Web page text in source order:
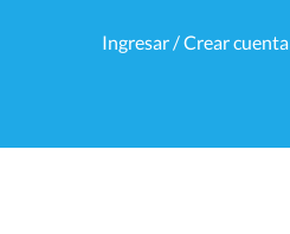
Ingresar / Crear cuenta